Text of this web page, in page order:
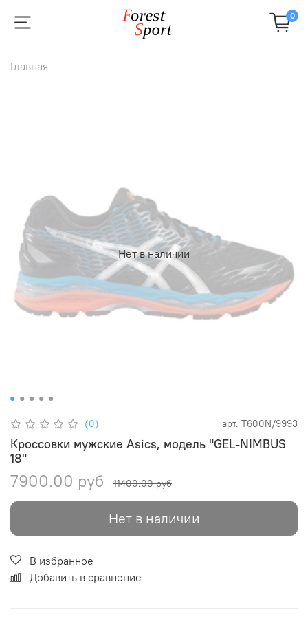
0
Главная
Нет в наличии
(0) арт. T600N/9993
Кроссовки мужские Asics, модель "GEL-NIMBUS
18"
7900.00 руб 11400.00 руб
Нет в наличии
В избранное
Добавить в сравнение